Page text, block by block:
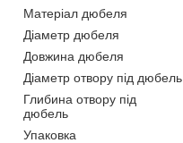
Матеріал дюбеля
Діаметр дюбеля
Довжина дюбеля
Діаметр отвору під дюбель
Глибина отвору під
дюбель
Упаковка